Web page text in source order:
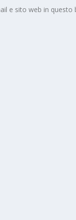
e sito web in